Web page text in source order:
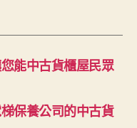
能中古貨櫃屋民眾
保養公司的中古貨